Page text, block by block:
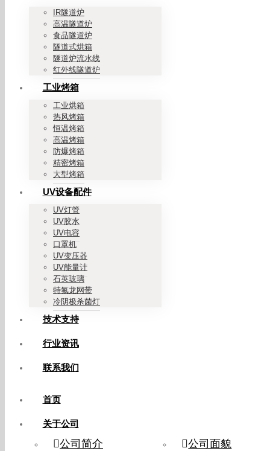
IR隧道炉
高温隧道炉
食品隧道炉
隧道式烘箱
隧道炉流水线
红外线隧道炉
工业烤箱
工业烘箱
热风烤箱
恒温烤箱
高温烤箱
防爆烤箱
精密烤箱
大型烤箱
UV设备配件
UV灯管
UV胶水
UV电容
口罩机
UV变压器
UV能量计
石英玻璃
特氟龙网带
冷阴极杀菌灯
技术支持
行业资讯
联系我们
首页
关于公司
公司简介
公司面貌